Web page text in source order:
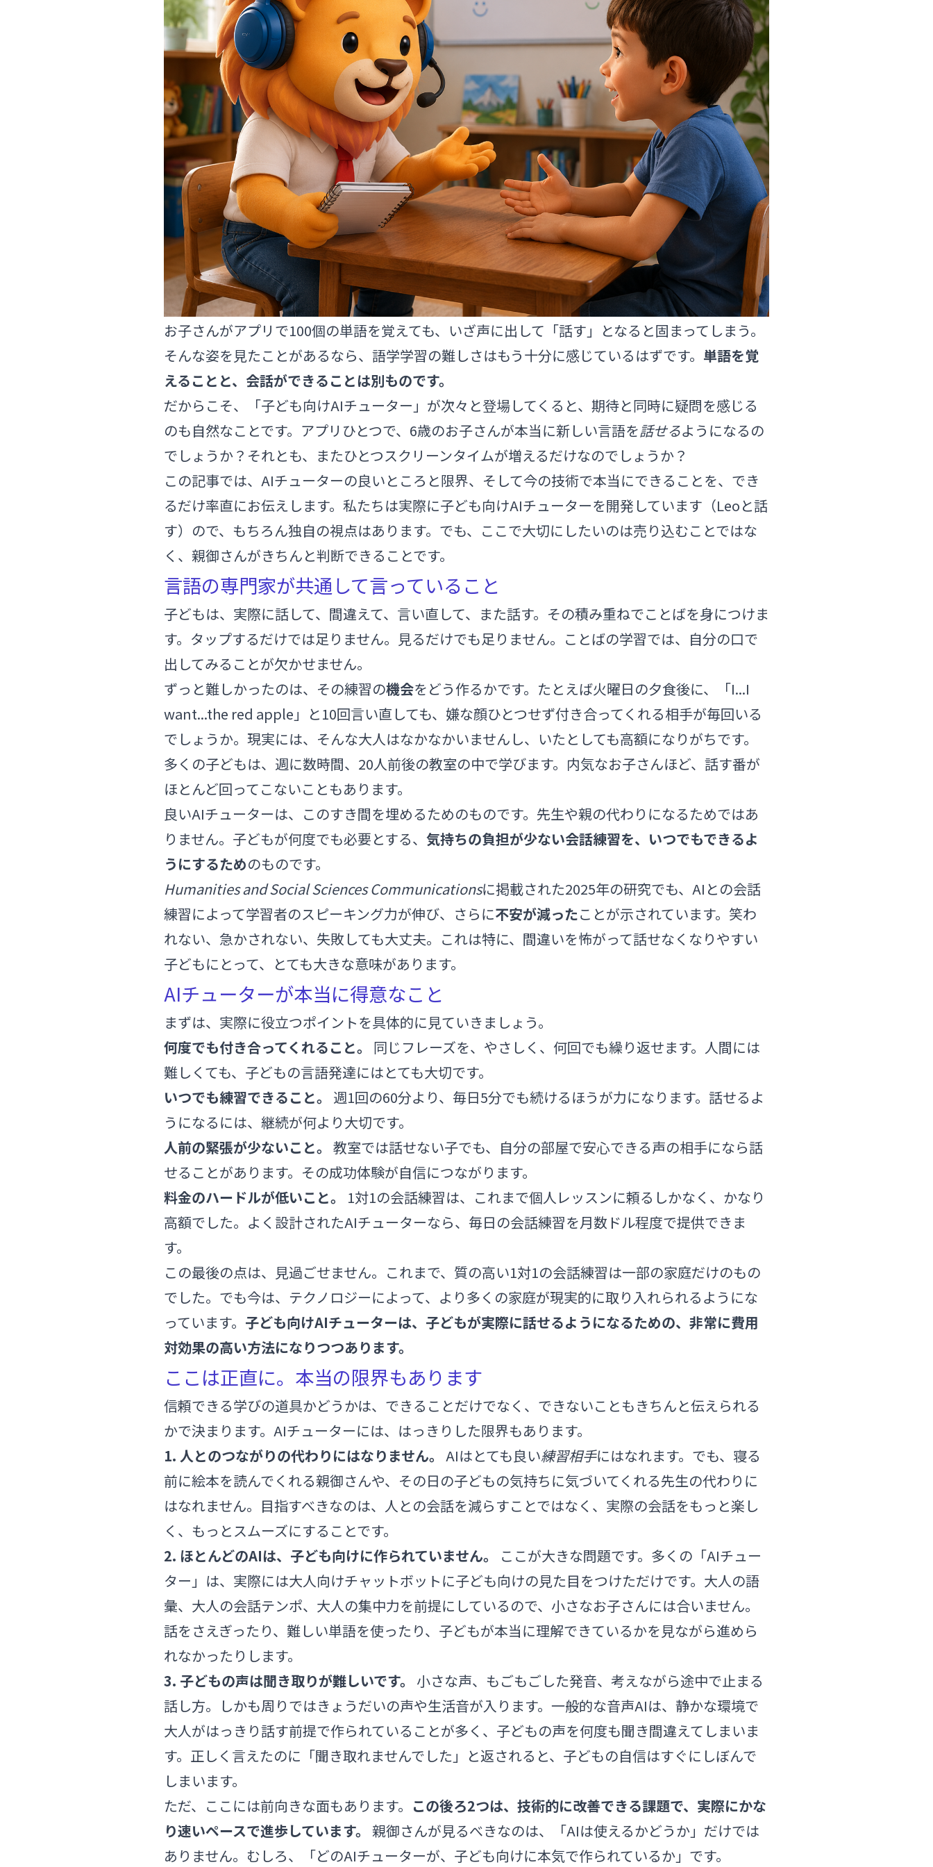
よくある質問
お子さんに、本当に話せるようになる練習を
お子さんがアプリで100個の単語を覚えても、いざ声に出して「話す」となると固まってしまう。
そんな姿を見たことがあるなら、語学学習の難しさはもう十分に感じているはずです。 単語を覚
えることと、会話ができることは別ものです。
だからこそ、「子ども向けAIチューター」が次々と登場してくると、期待と同時に疑問を感じる
のも自然なことです。アプリひとつで、6歳のお子さんが本当に新しい言語を話せるようになるの
でしょうか？それとも、またひとつスクリーンタイムが増えるだけなのでしょうか？
この記事では、AIチューターの良いところと限界、そして今の技術で本当にできることを、でき
るだけ率直にお伝えします。私たちは実際に子ども向けAIチューターを開発しています（Leoと話
す）ので、もちろん独自の視点はあります。でも、ここで大切にしたいのは売り込むことではな
く、親御さんがきちんと判断できることです。
言語の専門家が共通して言っていること
子どもは、実際に話して、間違えて、言い直して、また話す。その積み重ねでことばを身につけま
す。タップするだけでは足りません。見るだけでも足りません。ことばの学習では、自分の口で
出してみることが欠かせません。
ずっと難しかったのは、その練習の機会をどう作るかです。たとえば火曜日の夕食後に、「I...I
want...the red apple」と10回言い直しても、嫌な顔ひとつせず付き合ってくれる相手が毎回いる
でしょうか。現実には、そんな大人はなかなかいませんし、いたとしても高額になりがちです。
多くの子どもは、週に数時間、20人前後の教室の中で学びます。内気なお子さんほど、話す番が
ほとんど回ってこないこともあります。
良いAIチューターは、このすき間を埋めるためのものです。先生や親の代わりになるためではあ
りません。子どもが何度でも必要とする、 気持ちの負担が少ない会話練習を、いつでもできるよ
うにするためのものです。
Humanities and Social Sciences Communicationsに掲載された2025年の研究でも、AIとの会話
練習によって学習者のスピーキング力が伸び、さらに不安が減ったことが示されています。笑わ
れない、急かされない、失敗しても大丈夫。これは特に、間違いを怖がって話せなくなりやすい
子どもにとって、とても大きな意味があります。
AIチューターが本当に得意なこと
まずは、実際に役立つポイントを具体的に見ていきましょう。
何度でも付き合ってくれること。
同じフレーズを、やさしく、何回でも繰り返せます。人間には
難しくても、子どもの言語発達にはとても大切です。
いつでも練習できること。
週1回の60分より、毎日5分でも続けるほうが力になります。話せるよ
うになるには、継続が何より大切です。
人前の緊張が少ないこと。 教室では話せない子でも、自分の部屋で安心できる声の相手になら話
せることがあります。その成功体験が自信につながります。
料金のハードルが低いこと。
1対1の会話練習は、これまで個人レッスンに頼るしかなく、かなり
高額でした。よく設計されたAIチューターなら、毎日の会話練習を月数ドル程度で提供できま
す。
この最後の点は、見過ごせません。これまで、質の高い1対1の会話練習は一部の家庭だけのもの
でした。でも今は、テクノロジーによって、より多くの家庭が現実的に取り入れられるようにな
っています。 子ども向けAIチューターは、子どもが実際に話せるようになるための、非常に費用
対効果の高い方法になりつつあります。
ここは正直に。本当の限界もあります
信頼できる学びの道具かどうかは、できることだけでなく、できないこともきちんと伝えられる
かで決まります。AIチューターには、はっきりした限界もあります。
1. 人とのつながりの代わりにはなりません。 AIはとても良い練習相手にはなれます。でも、寝る
前に絵本を読んでくれる親御さんや、その日の子どもの気持ちに気づいてくれる先生の代わりに
はなれません。目指すべきなのは、人との会話を減らすことではなく、実際の会話をもっと楽し
く、もっとスムーズにすることです。
2. ほとんどのAIは、子ども向けに作られていません。
ここが大きな問題です。多くの「AIチュー
ター」は、実際には大人向けチャットボットに子ども向けの見た目をつけただけです。大人の語
彙、大人の会話テンポ、大人の集中力を前提にしているので、小さなお子さんには合いません。
話をさえぎったり、難しい単語を使ったり、子どもが本当に理解できているかを見ながら進めら
れなかったりします。
3. 子どもの声は聞き取りが難しいです。
小さな声、もごもごした発音、考えながら途中で止まる
話し方。しかも周りではきょうだいの声や生活音が入ります。一般的な音声AIは、静かな環境で
大人がはっきり話す前提で作られていることが多く、子どもの声を何度も聞き間違えてしまいま
す。正しく言えたのに「聞き取れませんでした」と返されると、子どもの自信はすぐにしぼんで
しまいます。
ただ、ここには前向きな面もあります。 この後ろ2つは、技術的に改善できる課題で、実際にかな
り速いペースで進歩しています。 親御さんが見るべきなのは、「AIは使えるかどうか」だけでは
ありません。むしろ、「どのAIチューターが、子ども向けに本気で作られているか」です。